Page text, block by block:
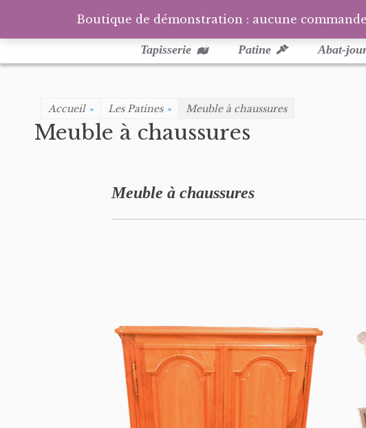
au
Tapisserie Patine Abat-
Accueil » Les Patines » Meuble à chaussures
Meuble à chaussures
Meuble à chaussures
Boutique de démonstration : aucune